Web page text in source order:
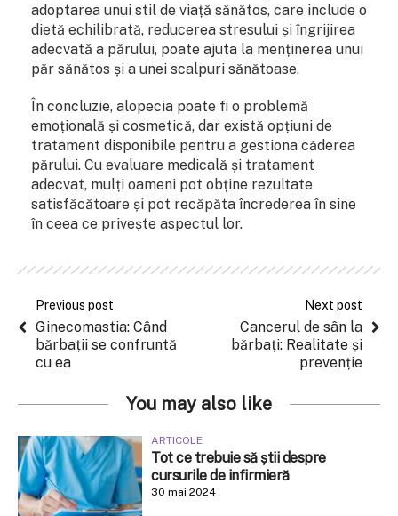
adoptarea unui stil de viață sănătos, care include o
dietă echilibrată, reducerea stresului și îngrijirea
adecvată a părului, poate ajuta la menținerea unui
păr sănătos și a unei scalpuri sănătoase.
În concluzie, alopecia poate fi o problemă
emoțională și cosmetică, dar există opțiuni de
tratament disponibile pentru a gestiona căderea
părului. Cu evaluare medicală și tratament
adecvat, mulți oameni pot obține rezultate
satisfăcătoare și pot recăpăta încrederea în sine
în ceea ce privește aspectul lor.
Previous post
Ginecomastia: Când
bărbații se confruntă
cu ea
Next post
Cancerul de sân la
bărbați: Realitate și
prevenție
You may also like
ARTICOLE
Tot ce trebuie să știi despre
cursurile de infirmieră
30 mai 2024